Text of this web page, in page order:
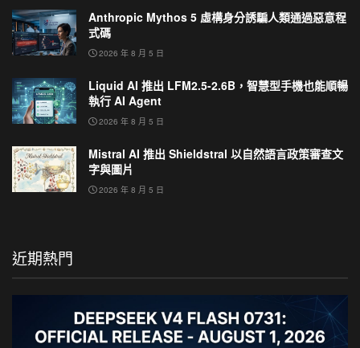
Anthropic Mythos 5 虛構身分誘騙人類通過惡意程
式碼
2026 年 8 月 5 日
Liquid AI 推出 LFM2.5-2.6B，智慧型手機也能順暢
執行 AI Agent
2026 年 8 月 5 日
Mistral AI 推出 Shieldstral 以自然語言政策審查文
字與圖片
2026 年 8 月 5 日
近期熱門